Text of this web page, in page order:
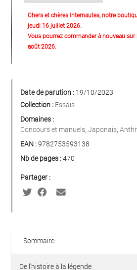
Chers et chères Internautes, notre
jeudi 16 juillet 2026.
Vous pourrez commander à nouveau
août 2026.
Date de parution : 19/10/2023
Collection : Essais
Domaines :
Concours et manuels, Japonais,
EAN :9782753593138
Nb de pages :470
Partager :
Sommaire
De l'histoire à la légende